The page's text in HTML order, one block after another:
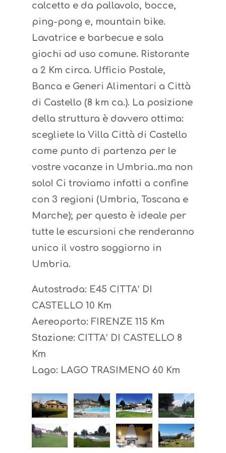
calcetto e da pallavolo, bocce,
ping-pong e, mountain bike.
Lavatrice e barbecue e sala
giochi ad uso comune. Ristorante
a 2 Km circa. Ufficio Postale,
Banca e Generi Alimentari a Città
di Castello (8 km ca.). La posizione
della struttura è davvero ottima:
scegliete la Villa Città di Castello
come punto di partenza per le
vostre vacanze in Umbria..ma non
solo! Ci troviamo infatti a confine
con 3 regioni (Umbria, Toscana e
Marche); per questo è ideale per
tutte le escursioni che renderanno
unico il vostro soggiorno in
Umbria.
Autostrada: E45 CITTA’ DI
CASTELLO 10 Km
Aereoporto: FIRENZE 115 Km
Stazione: CITTA’ DI CASTELLO 8
Km
Lago: LAGO TRASIMENO 60 Km